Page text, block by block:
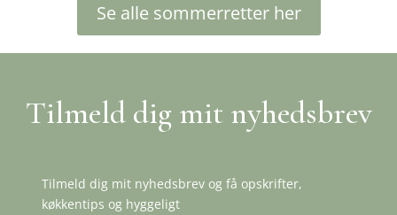
Se alle sommerretter her
Tilmeld dig mit nyhedsbrev
Tilmeld dig mit nyhedsbrev og få opskrifter,
køkkentips og hyggeligt